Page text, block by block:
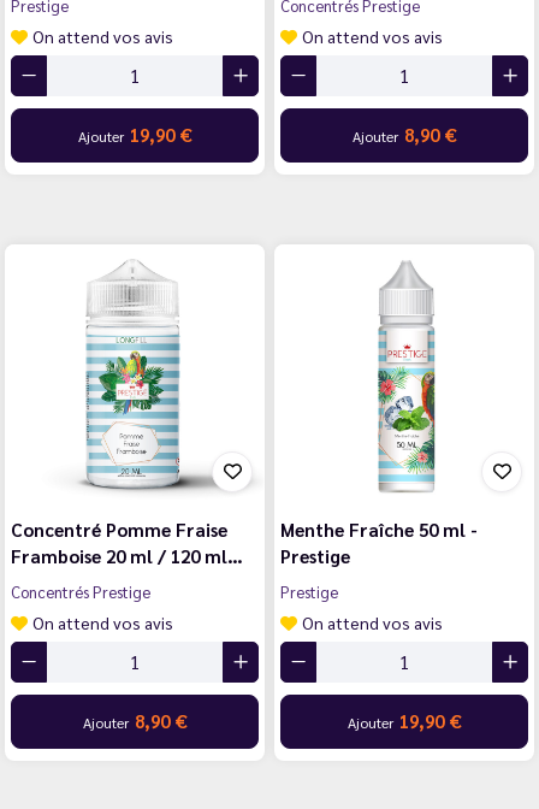
Prestige
On attend vos avis
Ajouter 19,90 €
Concentrés Prestige
On attend vos avis
Ajouter 8,90 €
Concentré Pomme Fraise
Framboise 20 ml / 120 ml…
Concentrés Prestige
On attend vos avis
Ajouter 8,90 €
Menthe Fraîche 50 ml -
Prestige
Prestige
On attend vos avis
Ajouter 19,90 €